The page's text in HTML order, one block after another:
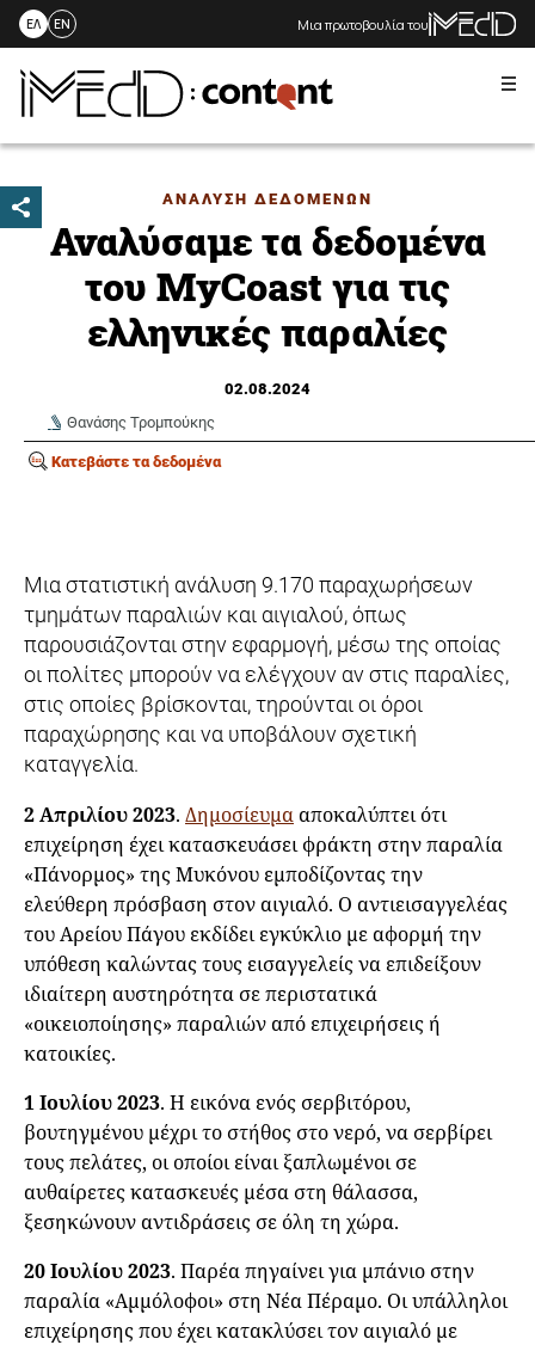
Skip
content
ΕΛ EN Μια πρωτοβουλία του
ΑΝΑΛΥΣΗ ΔΕΔΟΜΕΝΩΝ
Αναλύσαμε τα δεδομένα
του MyCoast για τις
ελληνικές παραλίες
02.08.2024
Θανάσης Τρομπούκης
Κατεβάστε τα δεδομένα
Μια στατιστική ανάλυση 9.170 παραχωρήσεων
τμημάτων παραλιών και αιγιαλού, όπως
παρουσιάζονται στην εφαρμογή, μέσω της οποίας
οι πολίτες μπορούν να ελέγχουν αν στις παραλίες,
στις οποίες βρίσκονται, τηρούνται οι όροι
παραχώρησης και να υποβάλουν σχετική
καταγγελία.
2 Απριλίου 2023. Δημοσίευμααποκαλύπτει ότι
επιχείρηση έχει κατασκευάσει φράκτη στην παραλία
«Πάνορμος» της Μυκόνου εμποδίζοντας την
ελεύθερη πρόσβαση στον αιγιαλό. Ο αντιεισαγγελέας
του Αρείου Πάγου εκδίδει εγκύκλιο με αφορμή την
υπόθεση καλώντας τους εισαγγελείς να επιδείξουν
ιδιαίτερη αυστηρότητα σε περιστατικά
«οικειοποίησης» παραλιών από επιχειρήσεις ή
κατοικίες.
1 Ιουλίου 2023. Η εικόνα ενός σερβιτόρου,
βουτηγμένου μέχρι το στήθος στο νερό, να σερβίρει
τους πελάτες, οι οποίοι είναι ξαπλωμένοι σε
αυθαίρετες κατασκευές μέσα στη θάλασσα,
ξεσηκώνουν αντιδράσεις σε όλη τη χώρα.
20 Ιουλίου 2023. Παρέα πηγαίνει για μπάνιο στην
παραλία «Αμμόλοφοι» στη Νέα Πέραμο. Οι υπάλληλοι
επιχείρησης που έχει κατακλύσει τον αιγιαλό με